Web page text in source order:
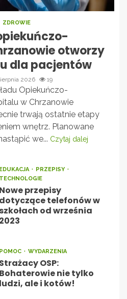
ZDROWIE
otworzy
dla pacjentów
2026 19
Opiekuńczo-
w Chrzanowie
trwają ostatnie etapy
wnętrz. Planowane
we... Czytaj dalej
EDUKACJA
PRZEPISY
TECHNOLOGIE
Nowe przepisy
dotyczące telefonów w
szkołach od września
2023
POMOC WYDARZENIA
Strażacy OSP:
Bohaterowie nie tylko
ludzi, ale i kotów!